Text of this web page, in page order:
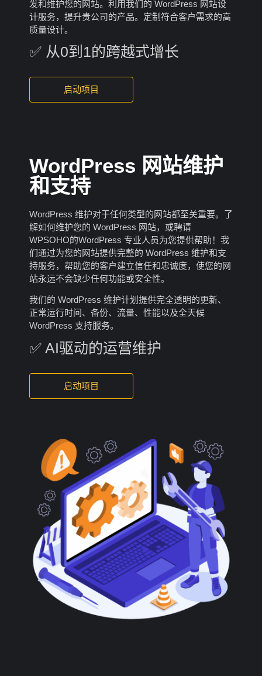
发和维护您的网站。利用我们的 WordPress 网站设
计服务，提升贵公司的产品。定制符合客户需求的高
质量设计。
✅ 从0到1的跨越式增长
启动项目
WordPress 网站维护
和支持
WordPress 维护对于任何类型的网站都至关重要。了
解如何维护您的 WordPress 网站，或聘请
WPSOHO的WordPress 专业人员为您提供帮助！我
们通过为您的网站提供完整的 WordPress 维护和支
持服务，帮助您的客户建立信任和忠诚度，使您的网
站永远不会缺少任何功能或安全性。
我们的 WordPress 维护计划提供完全透明的更新、
正常运行时间、备份、流量、性能以及全天候
WordPress 支持服务。
✅ AI驱动的运营维护
启动项目